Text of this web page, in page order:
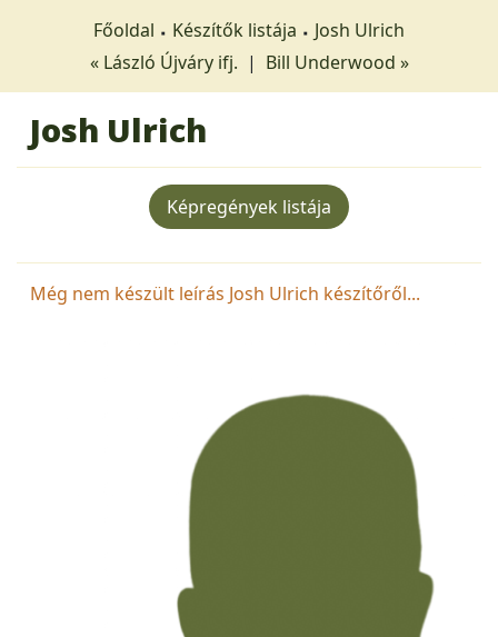
Főoldal Készítők listája
Josh Ulrich
« László Újváry ifj. | Bill Underwood »
Josh Ulrich
Képregények listája
Még nem készült leírás Josh Ulrich készítőről...